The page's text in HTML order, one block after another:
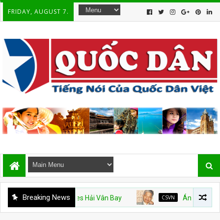
FRIDAY, AUGUST 7.
Breaking News
và Vinhomes Hải Vân Bay CSVN Án văn – Kỳ 9. Hết